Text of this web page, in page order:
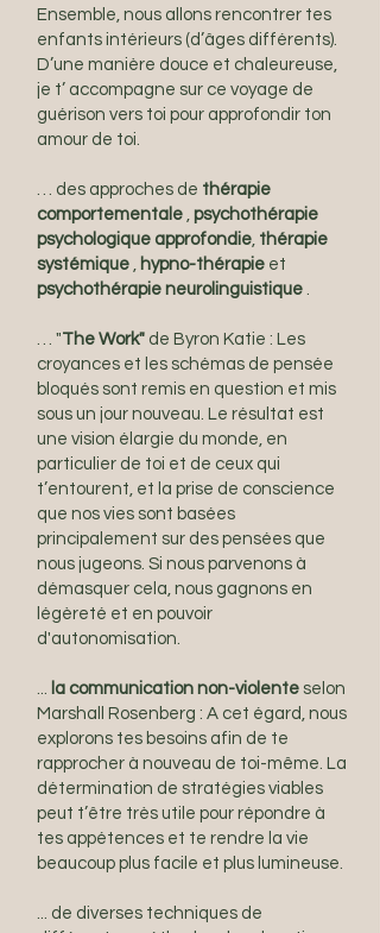
Ensemble, nous allons rencontrer tes
enfants intérieurs (d’âges différents).
D’une manière douce et chaleureuse,
je t’ accompagne sur ce voyage de
guérison vers toi pour approfondir ton
amour de toi.
… des approches de thérapie
comportementale , psychothérapie
psychologique approfondie, thérapie
systémique , hypno-thérapie et
psychothérapie neurolinguistique .
… "The Work" de Byron Katie : Les
croyances et les schémas de pensée
bloqués sont remis en question et mis
sous un jour nouveau. Le résultat est
une vision élargie du monde, en
particulier de toi et de ceux qui
t’entourent, et la prise de conscience
que nos vies sont basées
principalement sur des pensées que
nous jugeons. Si nous parvenons à
démasquer cela, nous gagnons en
légèreté et en pouvoir
d'autonomisation.
... la communication non-violente selon
Marshall Rosenberg : A cet égard, nous
explorons tes besoins afin de te
rapprocher à nouveau de toi-même. La
détermination de stratégies viables
peut t’être très utile pour répondre à
tes appétences et te rendre la vie
beaucoup plus facile et plus lumineuse.
... de diverses techniques de